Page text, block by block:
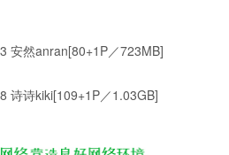
安然anran[80+1P／723MB]
诗诗kiki[109+1P／1.03GB]